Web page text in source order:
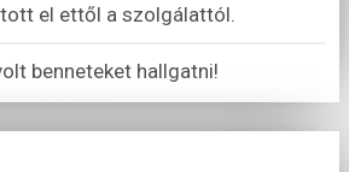
el ettől a szolgálattól.
benneteket hallgatni!